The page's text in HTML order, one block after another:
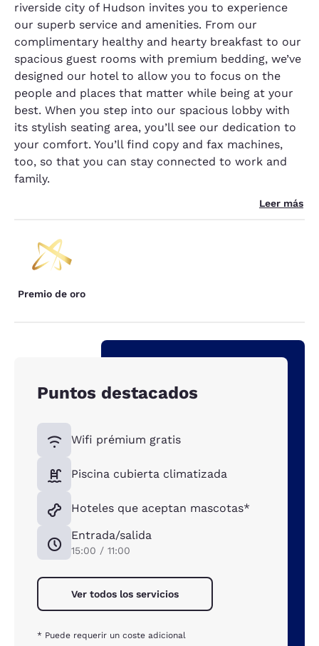
riverside city of Hudson invites you to experience
our superb service and amenities. From our
complimentary healthy and hearty breakfast to our
spacious guest rooms with premium bedding, we’ve
designed our hotel to allow you to focus on the
people and places that matter while being at your
best. When you step into our spacious lobby with
its stylish seating area, you’ll see our dedication to
your comfort. You’ll find copy and fax machines,
too, so that you can stay connected to work and
family.
Leer más
Premio de oro
Puntos destacados
Wifi prémium gratis
Piscina cubierta climatizada
Hoteles que aceptan mascotas*
Entrada/salida
15:00 / 11:00
Ver todos los servicios
* Puede requerir un coste adicional